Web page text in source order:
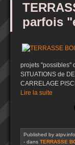
parfois
projets "possibles"
SITUATIONS de
CARRELAGE
Lire la suite
Published by
- dans TERRASSE